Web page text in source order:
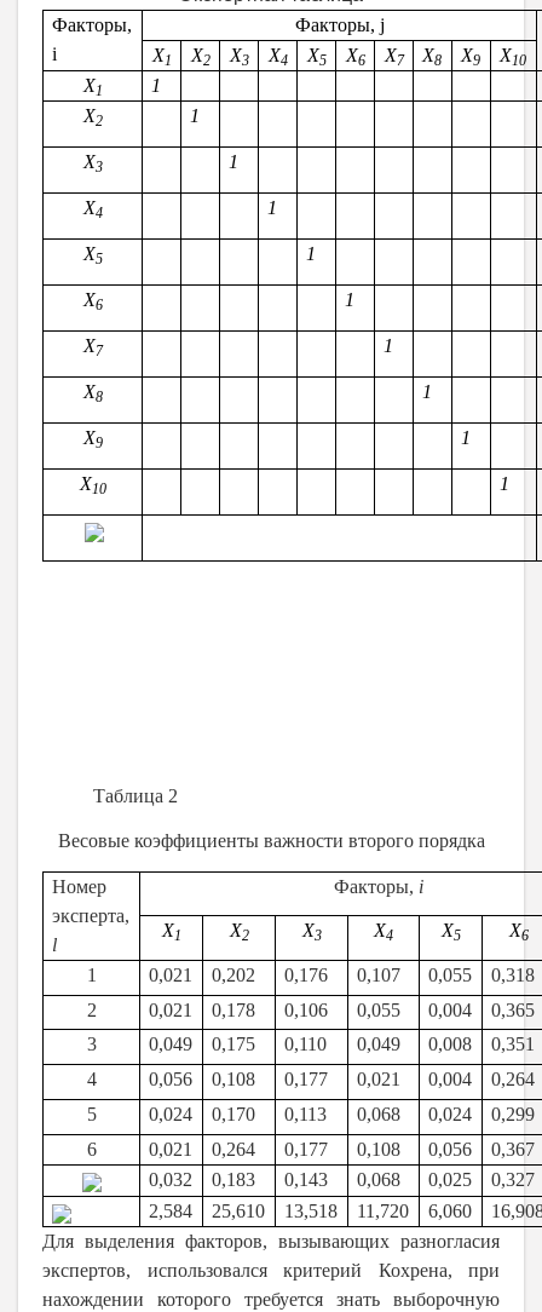
Факторы,
i
Факторы, j
X1 X2 X3 X4 X5 X6 X7 X8 X9 X10
X1
1
X2 1
X3 1
X4 1
X5 1
X6 1
X7 1
X8 1
X9 1
X10 1
Таблица 2
Весовые коэффициенты важности второго порядка
Номер
эксперта,
l
Факторы, i
X1 X2 X3 X4 X5 X6
1 0,021 0,202 0,176 0,107 0,055
0,318
2
0,021 0,178 0,106 0,055 0,004
0,365
3
0,049 0,175 0,110 0,049 0,008
0,351
4
0,056 0,108 0,177 0,021 0,004
0,264
5
0,024 0,170 0,113 0,068 0,024
0,299
6
0,021 0,264 0,177 0,108 0,056
0,367
0,032
0,183 0,143 0,068 0,025
0,327
2,584
25,610 13,518 11,720 6,060
Для выделения факторов, вызывающих разногласия
экспертов, использовался критерий Кохрена, при
нахождении которого требуется знать выборочную